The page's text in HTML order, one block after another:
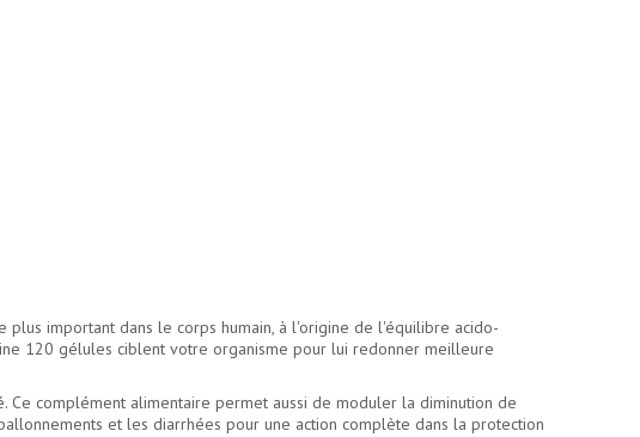
important dans le corps humain, à l'origine de l'équilibre acido-
120 gélules ciblent votre organisme pour lui redonner meilleure
complément alimentaire permet aussi de moduler la diminution de
et les diarrhées pour une action complète dans la protection